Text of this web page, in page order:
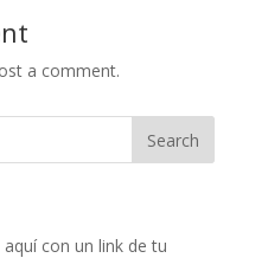
a comment.
con un link de tu